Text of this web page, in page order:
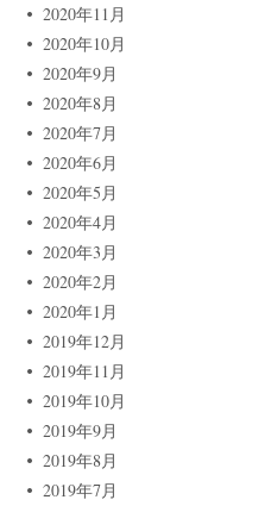
2020年11月
2020年10月
2020年9月
2020年8月
2020年7月
2020年6月
2020年5月
2020年4月
2020年3月
2020年2月
2020年1月
2019年12月
2019年11月
2019年10月
2019年9月
2019年8月
2019年7月